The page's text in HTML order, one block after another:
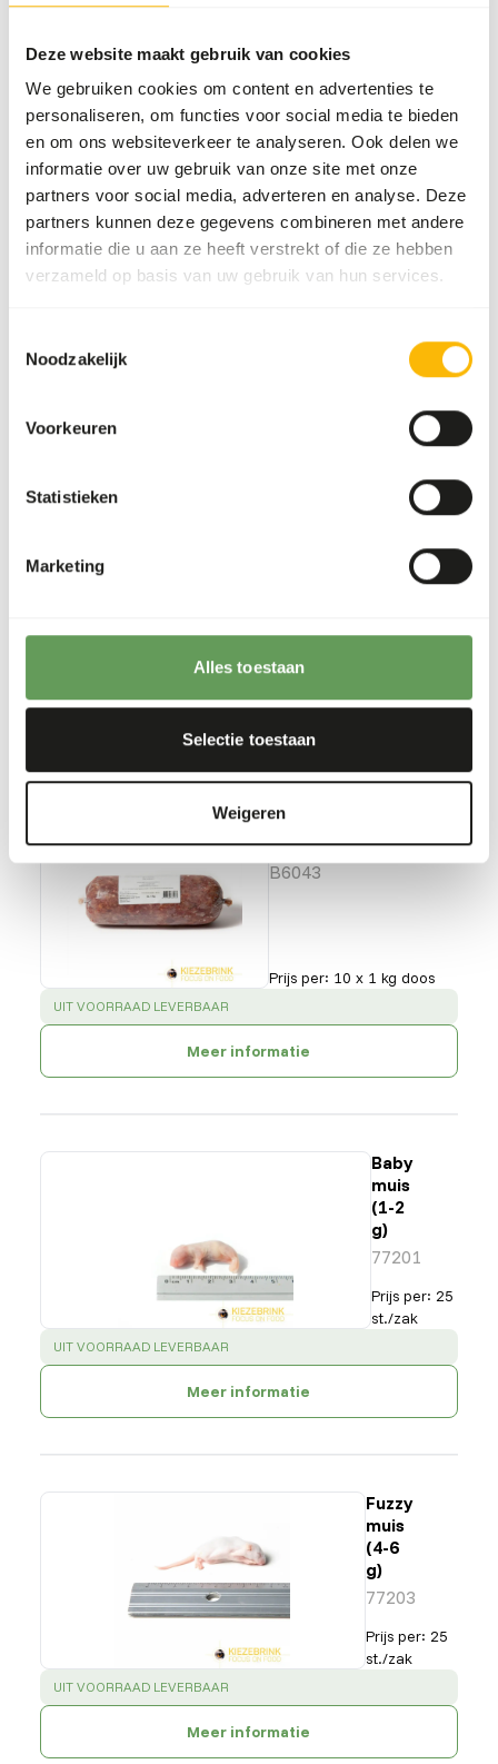
Deze website maakt gebruik van cookies
We gebruiken cookies om content en advertenties te
personaliseren, om functies voor social media te bieden
en om ons websiteverkeer te analyseren. Ook delen we
informatie over uw gebruik van onze site met onze
partners voor social media, adverteren en analyse. Deze
partners kunnen deze gegevens combineren met andere
informatie die u aan ze heeft verstrekt of die ze hebben
verzameld op basis van uw gebruik van hun services.
Noodzakelijk
Voorkeuren
Statistieken
Marketing
Alles toestaan
Selectie toestaan
Weigeren
Eendagshaantjes
"Animalfoods"
B6045
Eendagshaantjes
Prijs per:8 x 1 kg zakje
UIT VOORRAAD LEVERBAAR
Meer informatie
Eendagshaantjes
Gemalen
B6043
Prijs per: 10 x 1 kg doos
SUCCESS:
UIT VOORRAAD LEVERBAAR
Meer informatie
Baby
muis
(1-2
g)
77201
Prijs per: 25
st./zak
SUCCESS:
UIT VOORRAAD LEVERBAAR
Meer informatie
Fuzzy
muis
(4-6
g)
77203
Prijs per: 25
st./zak
SUCCESS:
UIT VOORRAAD LEVERBAAR
Meer informatie